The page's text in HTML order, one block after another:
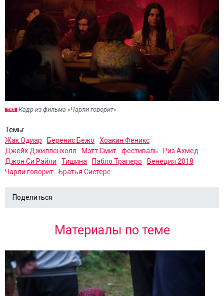
Кадр из фильма «Чарли говорит»
Темы:
Жак Одиар
Беренис Бежо
Хоакин Феникс
Джейк Джилленхолл
Мэтт Смит фестиваль
Риз Ахмед
Джон Си Райли
Тишина Пабло Траперо
Венеция 2018
Чарли говорит
Братья Систерс
Поделиться
Материалы по теме